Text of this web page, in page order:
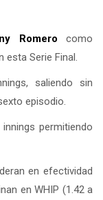
Romero como
esta Serie Final.
saliendo sin
episodio.
permitiendo
en efectividad
en WHIP (1.42 a